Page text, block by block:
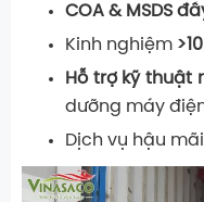
COA & MSDS
Kinh nghiệm
Hỗ trợ kỹ thuật
dưỡng máy
Dịch vụ hậu